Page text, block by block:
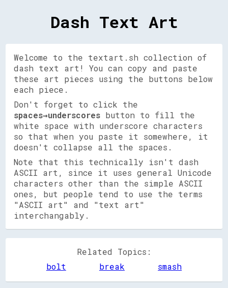
Dash Text Art
Welcome to the textart.sh collection of
dash text art! You can copy and paste
these art pieces using the buttons below
each piece.
Don't forget to click the
spaces→underscores button to fill the
white space with underscore characters
so that when you paste it somewhere, it
doesn't collapse all the spaces.
Note that this technically isn't dash
ASCII art, since it uses general Unicode
characters other than the simple ASCII
ones, but people tend to use the terms
"ASCII art" and "text art"
interchangably.
Related Topics:
bolt
break smash